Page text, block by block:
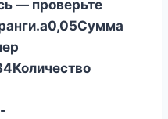
— проверьте
а0,05Сумма
Количество